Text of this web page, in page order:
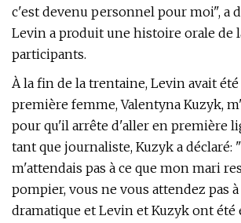
c'est devenu personnel pour moi", a
Levin a produit une histoire orale de
participants.
À la fin de la trentaine, Levin avait
première femme, Valentyna Kuzyk,
pour qu'il arrête d'aller en première
tant que journaliste, Kuzyk a déclaré:
m'attendais pas à ce que mon mari
pompier, vous ne vous attendez pas
dramatique et Levin et Kuzyk ont